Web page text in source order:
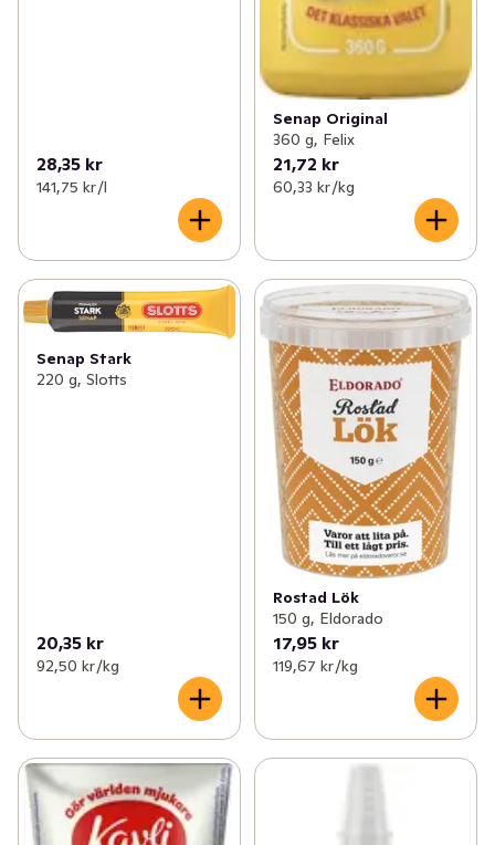
28,35 kr
141,75 kr /l
Senap Original
360 g, Felix
21,72 kr
60,33 kr /kg
Senap Stark
220 g, Slotts
20,35 kr
92,50 kr /kg
Rostad Lök
150 g, Eldorado
17,95 kr
119,67 kr /kg